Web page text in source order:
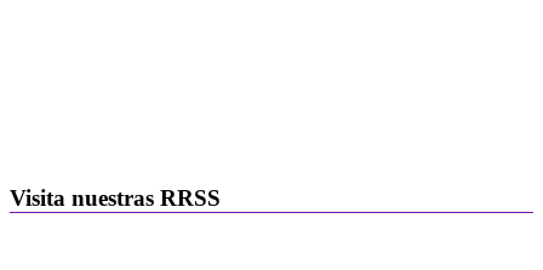
Visita nuestras RRSS